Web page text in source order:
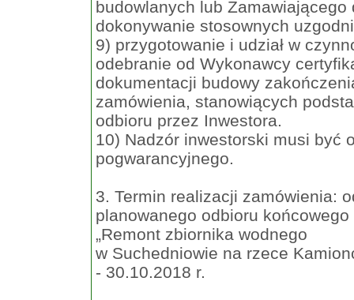
budowlanych lub
dokonywanie stosownych
9) przygotowanie i udział w
odebranie od Wykonawcy
dokumentacji budowy
zamówienia, stanowiących
odbioru przez Inwestora.
10) Nadzór inwestorski musi być
pogwarancyjnego.
3. Termin realizacji zamówienia:
planowanego odbioru
„Remont zbiornika wodnego
w Suchedniowie na rzece
- 30.10.2018 r.